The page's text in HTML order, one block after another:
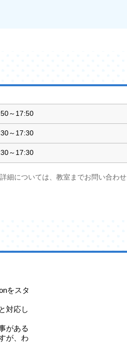
～17:50
～17:30
～17:30
細については、教室までお問い合わせ
をスタ
対応し
がある
が、わ